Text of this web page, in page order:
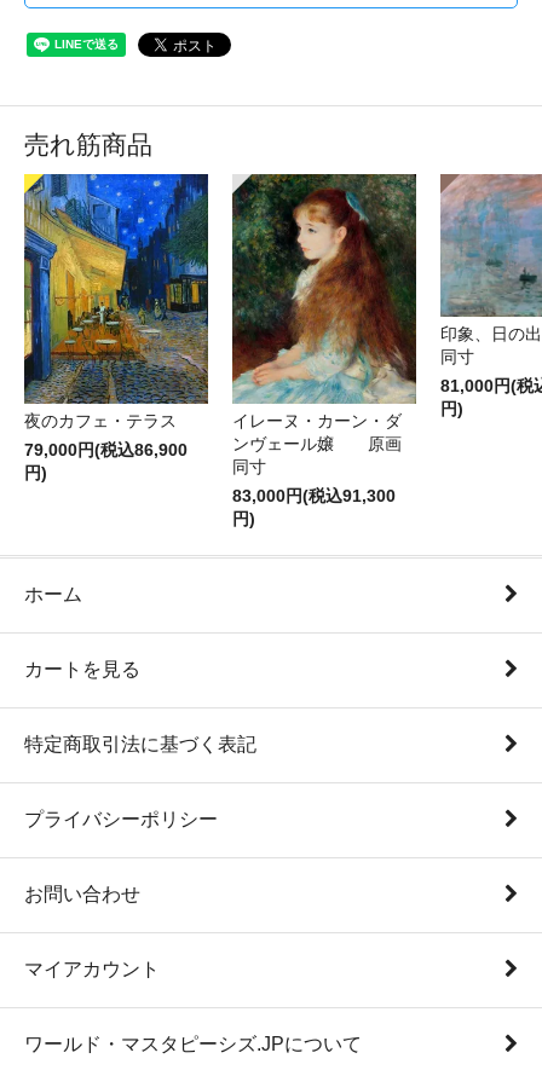
売れ筋商品
夜のカフェ・テラス
79,000円(税込86,900
円)
イレーヌ・カーン・ダ
ンヴェール嬢 原画
同寸
83,000円(税込91,300
円)
印象、日
同寸
81,000円(税
円)
ホーム
カートを見る
特定商取引法に基づく表記
プライバシーポリシー
お問い合わせ
マイアカウント
ワールド・マスタピーシズ.JPについて